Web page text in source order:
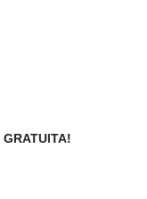
si Balon cu Aer